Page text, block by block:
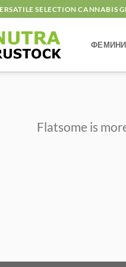
SELECTION CANNABIS
Flatsome is